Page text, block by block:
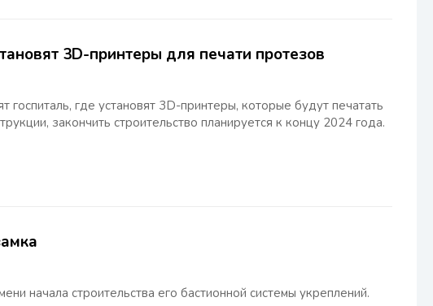
3D-принтеры для печати протезов
где установят 3D-принтеры, которые будут печатать
закончить строительство планируется к концу 2024 года.
начала строительства его бастионной системы укреплений.